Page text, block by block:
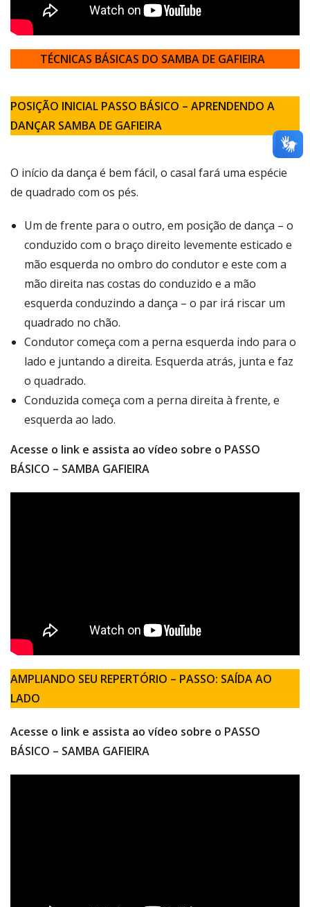
TÉCNICAS BÁSICAS DO SAMBA DE GAFIEIRA
POSIÇÃO INICIAL PASSO BÁSICO – APRENDENDO A
DANÇAR SAMBA DE GAFIEIRA
O início da dança é bem fácil, o casal fará uma espécie
de quadrado com os pés.
Um de frente para o outro, em posição de dança – o
conduzido com o braço direito levemente esticado e
mão esquerda no ombro do condutor e este com a
mão direita nas costas do conduzido e a mão
esquerda conduzindo a dança – o par irá riscar um
quadrado no chão.
Condutor começa com a perna esquerda indo para o
lado e juntando a direita. Esquerda atrás, junta e faz
o quadrado.
Conduzida começa com a perna direita à frente, e
esquerda ao lado.
Acesse o link e assista ao vídeo sobre o PASSO
BÁSICO – SAMBA GAFIEIRA
AMPLIANDO SEU REPERTÓRIO – PASSO: SAÍDA AO
LADO
Acesse o link e assista ao vídeo sobre o PASSO
BÁSICO – SAMBA GAFIEIRA